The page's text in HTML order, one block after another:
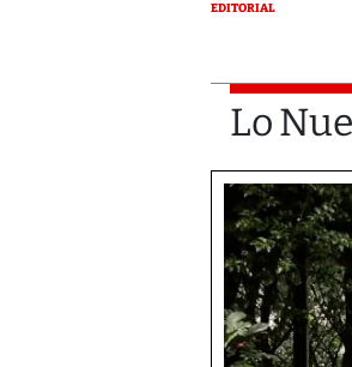
EDITORIAL
Lo